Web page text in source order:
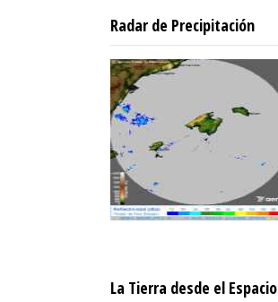
Radar de Precipitación
La Tierra desde el Espacio